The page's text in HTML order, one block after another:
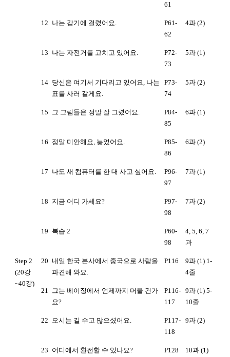
61
12 나는 감기에 걸렸어요.
P61-
62
4과 (2)
13 나는 자전거를 고치고 있어요.
P72-
73
5과 (1)
14 당신은 여기서 기다리고 있어요, 나는
표를 사러 갈게요.
P73-
74
5과 (2)
15 그 그림들은 정말 잘 그렸어요.
P84-
85
6과 (1)
16 정말 미안해요, 늦었어요.
P85-
86
6과 (2)
17 나도 새 컴퓨터를 한 대 사고 싶어요.
P96-
97
7과 (1)
18 지금 어디 가세요?
P97-
98
7과 (2)
19 복습 2
P60-
98
4, 5, 6, 7
과
Step 2
(20강
~40강)
20 내일 한국 본사에서 중국으로 사람을
파견해 와요.
P116
9과 (1) 1-
4줄
21 그는 베이징에서 언제까지 머물 건가
요?
P116-
117
9과 (1) 5-
10줄
22 오시는 길 수고 많으셨어요.
P117-
118
9과 (2)
23 어디에서 환전할 수 있나요? P128
10과 (1)